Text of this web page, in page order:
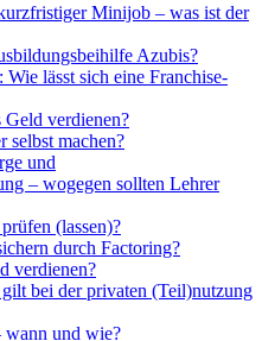
Minijob – was ist der
Azubis?
lässt sich eine Franchise-
Geld verdienen?
selbst machen?
und
– wogegen sollten Lehrer
(lassen)?
durch Factoring?
verdienen?
bei der privaten (Teil)nutzung
wann und wie?